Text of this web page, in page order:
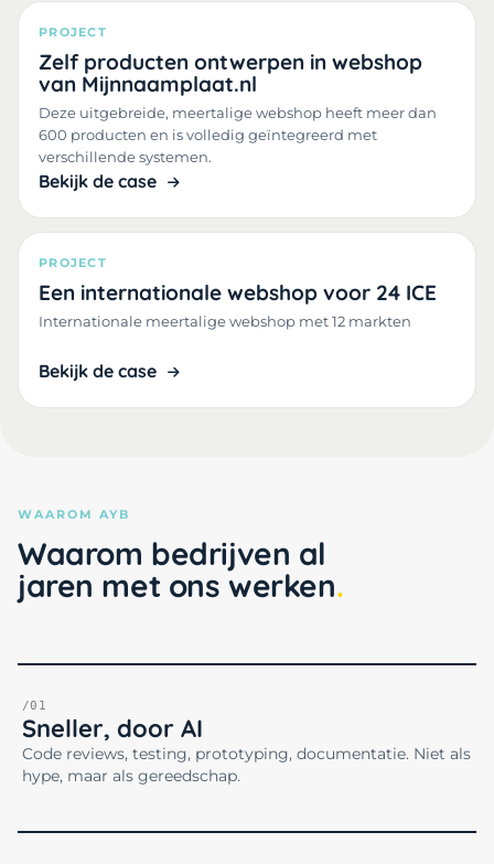
PROJECT
Zelf producten ontwerpen in webshop
van Mijnnaamplaat.nl
Deze uitgebreide, meertalige webshop heeft meer dan
600 producten en is volledig geïntegreerd met
verschillende systemen.
Bekijk de case
PROJECT
Een internationale webshop voor 24 ICE
Internationale meertalige webshop met 12 markten
Bekijk de case
WAAROM AYB
Waarom bedrijven al
jaren met ons werken
/01
Sneller, door AI
Code reviews, testing, prototyping, documentatie. Niet als
hype, maar als gereedschap.